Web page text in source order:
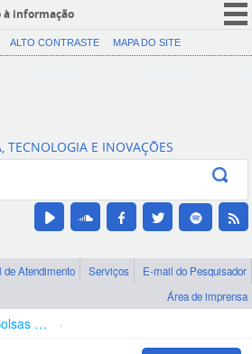
à informação
CORONAVÍRUS (COVID-19)
Canais
ALTO CONTRASTE MAPA DO SITE
TECNOLOGIA E INOVAÇÕES
de Atendimento Serviços
E-mail do Pesquisador
Área de imprensa
Bolsas e Auxílios Vigentes